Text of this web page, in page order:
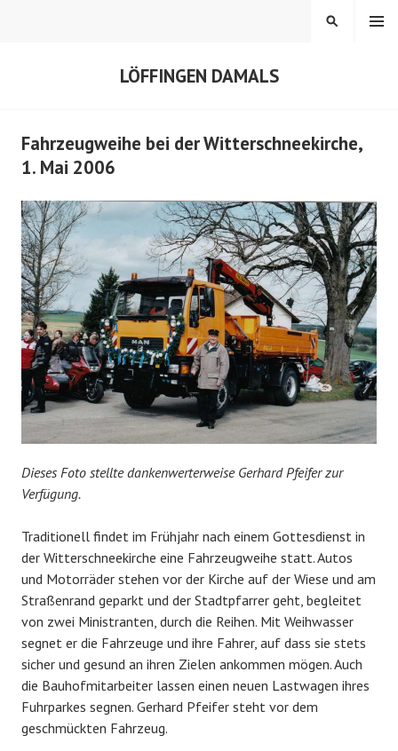
LÖFFINGEN DAMALS
MENÜ
SUCHEN
Fahrzeugweihe bei der Witterschneekirche,
1. Mai 2006
Dieses Foto stellte dankenwerterweise Gerhard Pfeifer zur
Verfügung.
Traditionell findet im Frühjahr nach einem Gottesdienst in
der Witterschneekirche eine Fahrzeugweihe statt. Autos
und Motorräder stehen vor der Kirche auf der Wiese und am
Straßenrand geparkt und der Stadtpfarrer geht, begleitet
von zwei Ministranten, durch die Reihen. Mit Weihwasser
segnet er die Fahrzeuge und ihre Fahrer, auf dass sie stets
sicher und gesund an ihren Zielen ankommen mögen. Auch
die Bauhofmitarbeiter lassen einen neuen Lastwagen ihres
Fuhrparkes segnen. Gerhard Pfeifer steht vor dem
geschmückten Fahrzeug.